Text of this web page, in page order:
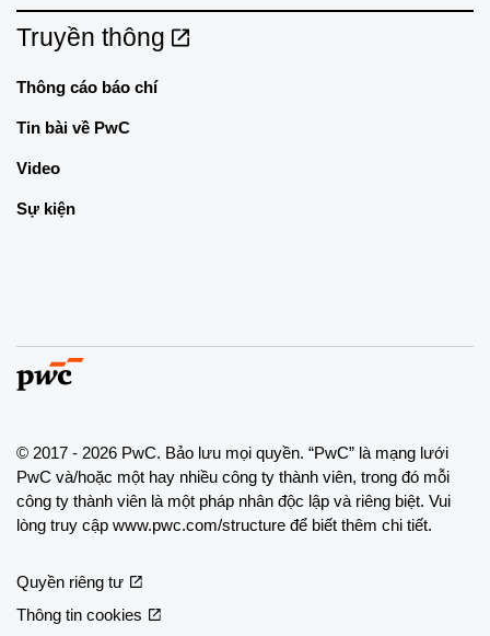
Truyền thông
Thông cáo báo chí
Tin bài về PwC
Video
Sự kiện
© 2017 - 2026 PwC. Bảo lưu mọi quyền. “PwC” là mạng lưới
PwC và/hoặc một hay nhiều công ty thành viên, trong đó mỗi
công ty thành viên là một pháp nhân độc lập và riêng biệt. Vui
lòng truy cập www.pwc.com/structure để biết thêm chi tiết.
Quyền riêng tư
Thông tin cookies